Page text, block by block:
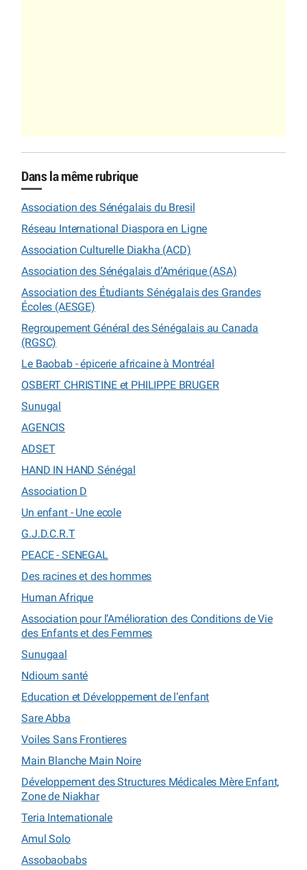
Dans la même rubrique
Association des Sénégalais du Bresil
Réseau International Diaspora en Ligne
Association Culturelle Diakha (ACD)
Association des Sénégalais d’Amérique (ASA)
Association des Étudiants Sénégalais des Grandes
Écoles (AESGE)
Regroupement Général des Sénégalais au Canada
(RGSC)
Le Baobab - épicerie africaine à Montréal
OSBERT CHRISTINE et PHILIPPE BRUGER
Sunugal
AGENCIS
ADSET
HAND IN HAND Sénégal
Association D
Un enfant - Une ecole
G.J.D.C.R.T
PEACE - SENEGAL
Des racines et des hommes
Human Afrique
Association pour l’Amélioration des Conditions de Vie
des Enfants et des Femmes
Sunugaal
Ndioum santé
Education et Développement de l’enfant
Sare Abba
Voiles Sans Frontieres
Main Blanche Main Noire
Développement des Structures Médicales Mère Enfant,
Zone de Niakhar
Teria Internationale
Amul Solo
Assobaobabs